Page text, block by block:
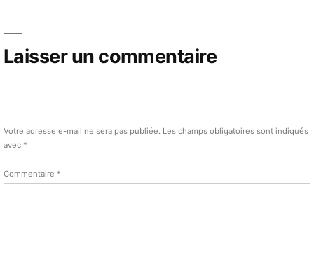
Laisser un commentaire
Votre adresse e-mail ne sera pas publiée. Les champs obligatoires sont indiqués
avec *
Commentaire *